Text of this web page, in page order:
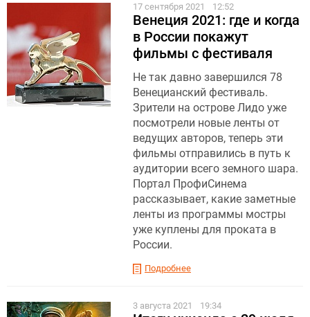
17 сентября 2021 12:52
Венеция 2021: где и когда
в России покажут
фильмы с фестиваля
Не так давно завершился 78
Венецианский фестиваль.
Зрители на острове Лидо уже
посмотрели новые ленты от
ведущих авторов, теперь эти
фильмы отправились в путь к
аудитории всего земного шара.
Портал ПрофиСинема
рассказывает, какие заметные
ленты из программы мостры
уже куплены для проката в
России.
Подробнее
3 августа 2021 19:34